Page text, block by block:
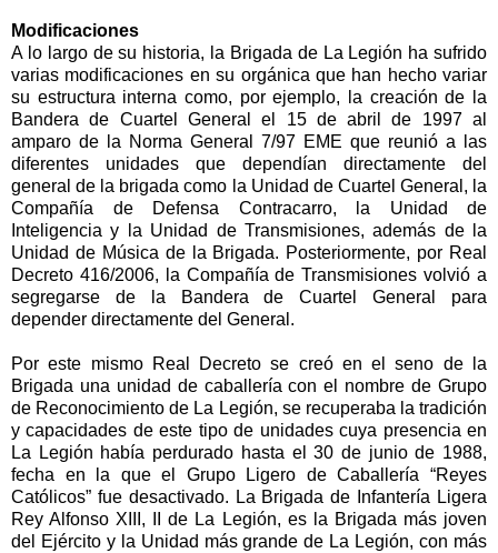
Modificaciones
A lo largo de su historia, la Brigada de La Legión ha sufrido
varias modificaciones en su orgánica que han hecho variar
su estructura interna como, por ejemplo, la creación de
la
Bandera de Cuartel General el 15 de abril de 1997 al
amparo de
la Norma General
7/97 EME que reunió a las
diferentes unidades que dependían directamente del
general de la brigada como la Unidad de Cuartel General, la
Compañía de Defensa Contracarro, la Unidad de
Inteligencia y
la Unidad de Transmisiones, además de
la
Unidad de Música de la Brigada. Posteriormente, por Real
Decreto 416/2006,
la Compañía de Transmisiones volvió a
segregarse de
la Bandera de Cuartel General para
depender directamente del General.
Por este mismo Real Decreto se creó en el seno de
la
Brigada una unidad de caballería con el nombre de Grupo
de Reconocimiento de La Legión, se recuperaba la tradición
y capacidades de este tipo de unidades cuya presencia en
La Legión había perdurado hasta el 30 de junio de 1988,
fecha en la que el Grupo Ligero de Caballería “Reyes
Católicos” fue desactivado. La Brigada de Infantería Ligera
Rey Alfonso XIII, II de La Legión, es la Brigada más joven
del Ejército y la Unidad más grande de La Legión, con más